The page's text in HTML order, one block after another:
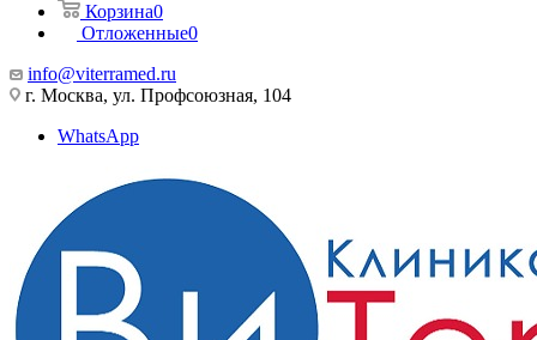
Корзина0
Отложенные0
info@viterramed.ru
г. Москва, ул. Профсоюзная, 104
WhatsApp